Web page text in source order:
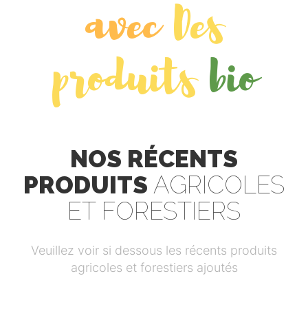
avec Des
produits bio
NOS RÉCENTS
PRODUITS AGRICOLES
ET FORESTIERS
Veuillez voir si dessous les récents produits
agricoles et forestiers ajoutés